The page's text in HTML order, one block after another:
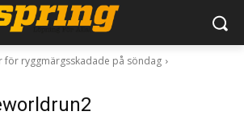
för ryggmärgsskadade på söndag